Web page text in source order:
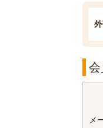
会
メ